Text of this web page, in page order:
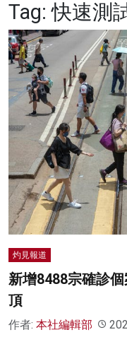
健康
商業
科技
影片
名家榜
灼見活動
關於我們
Tag: 快速測
灼見報道
新增8488宗確診
頂
作者: 本社編輯部